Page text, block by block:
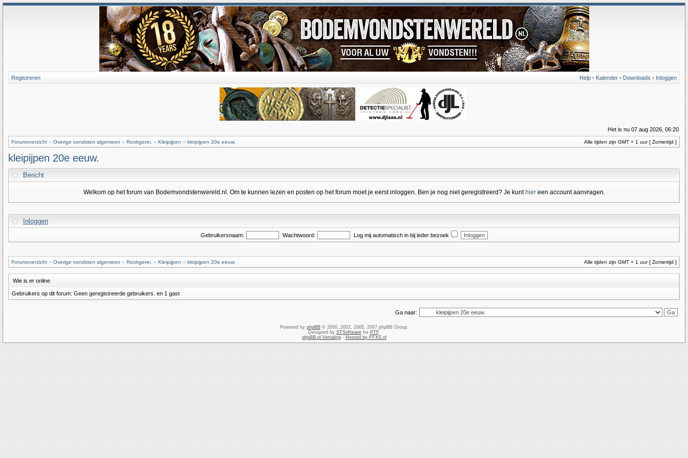
Help • Kalender • Downloads • Inloggen
Registreren
Het is nu 07 aug 2026, 06:20
Forumoverzicht » Overige vondsten algemeen » Rookgerei. » Kleipijpen » kleipijpen 20e eeuw. Alle tijden zijn GMT + 1 uur [ Zomertijd ]
kleipijpen 20e eeuw.
Bericht
Welkom op het forum van Bodemvondstenwereld.nl. Om te kunnen lezen en posten op het forum moet je eerst inloggen. Ben je nog niet geregistreerd? Je kunt hiereen account aanvragen.
Inloggen
Gebruikersnaam: Wachtwoord: Log mij automatisch in bij ieder bezoek
Forumoverzicht » Overige vondsten algemeen » Rookgerei. » Kleipijpen » kleipijpen 20e eeuw. Alle tijden zijn GMT + 1 uur [ Zomertijd ]
Wie is er online
Gebruikers op dit forum: Geen geregistreerde gebruikers. en 1 gast
Ga naar:
Powered by phpBB© 2000, 2002, 2005, 2007 phpBB Group.
Designed by STSoftwarefor PTF.
phpBB.nl Vertaling- Hosted by FFXS.nl